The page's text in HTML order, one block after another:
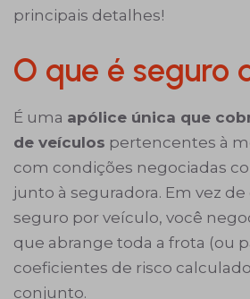
principais detalhes!
O que é seguro
É uma apólice única que
de veículos pertencentes à
com condições negociadas
junto à seguradora. Em vez
seguro por veículo, você
que abrange toda a frota (ou
coeficientes de risco
conjunto.